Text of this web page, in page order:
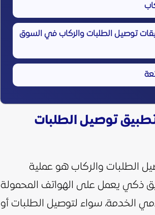
توصيل الطلبات والركاب في السوق
توصيل الطلبات
الطلبات والركاب هو عملية
ذكي يعمل على الهواتف المحمولة
الخدمة، سواء لتوصيل الطلبات أو